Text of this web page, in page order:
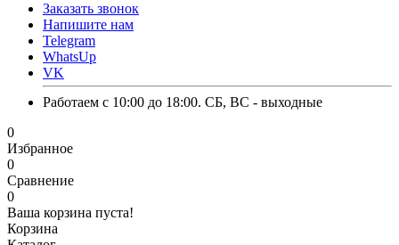
Заказать звонок
Напишите нам
Telegram
WhatsUp
VK
Работаем с 10:00 до 18:00. СБ, ВС - выходные
0
Избранное
0
Сравнение
0
Ваша корзина пуста!
Корзина